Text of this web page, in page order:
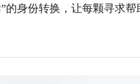
的身份转换，让每颗寻求